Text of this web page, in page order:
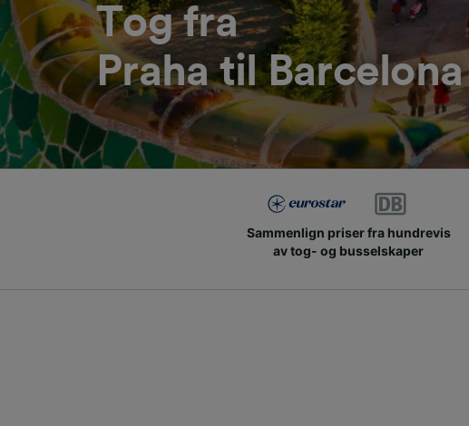
Tog fra
Praha til Barcelona
Sammenlign priser fra hundrevis
av tog- og busselskaper